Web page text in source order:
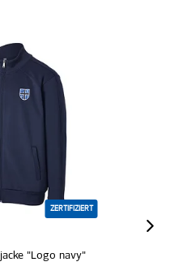
ZERTIFIZIERT
"Logo navy"